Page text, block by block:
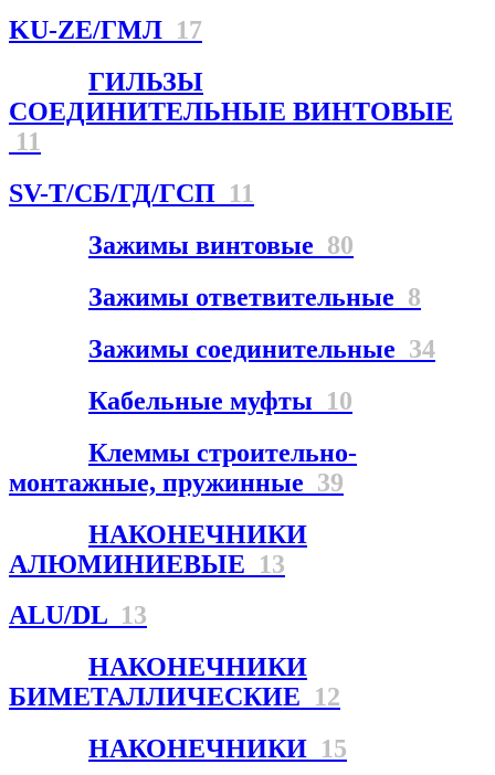
KU-ZE/ГМЛ 17
ГИЛЬЗЫ
СОЕДИНИТЕЛЬНЫЕ ВИНТОВЫЕ
11
SV-T/СБ/ГД/ГСП 11
Зажимы винтовые 80
Зажимы ответвительные 8
Зажимы соединительные 34
Кабельные муфты 10
Клеммы строительно-
монтажные, пружинные 39
НАКОНЕЧНИКИ
АЛЮМИНИЕВЫЕ 13
ALU/DL 13
НАКОНЕЧНИКИ
БИМЕТАЛЛИЧЕСКИЕ 12
НАКОНЕЧНИКИ 15